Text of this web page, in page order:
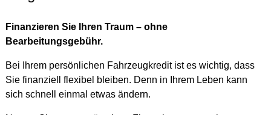
Finanzieren Sie Ihren Traum – ohne
Bearbeitungsgebühr.
Bei Ihrem persönlichen Fahrzeugkredit ist es wichtig, dass
Sie finanziell flexibel bleiben. Denn in Ihrem Leben kann
sich schnell einmal etwas ändern.